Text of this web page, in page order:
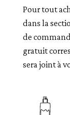
Pour tout
dans la
de
gratuit
sera joint à